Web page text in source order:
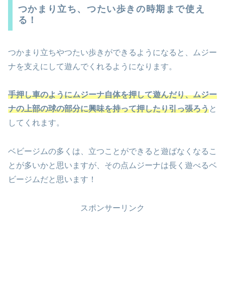
つかまり立ち、つたい歩きの時期まで使え
る！
つかまり立ちやつたい歩きができるようになると、ムジー
ナを支えにして遊んでくれるようになります。
手押し車のようにムジーナ自体を押して遊んだり、ムジー
ナの上部の球の部分に興味を持って押したり引っ張ろうと
してくれます。
ベビージムの多くは、立つことができると遊ばなくなるこ
とが多いかと思いますが、その点ムジーナは長く遊べるベ
ビージムだと思います！
スポンサーリンク